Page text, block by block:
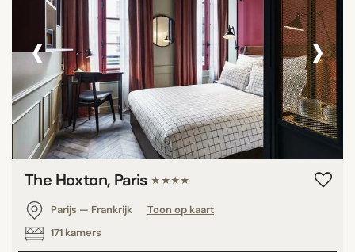
‹ ›
The Hoxton, Paris ★★★★
Parijs — Frankrijk
Toon op kaart
171 kamers